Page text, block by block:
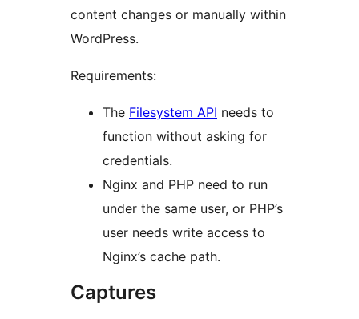
content changes or manually within
WordPress.
Requirements:
The Filesystem API needs to
function without asking for
credentials.
Nginx and PHP need to run
under the same user, or PHP’s
user needs write access to
Nginx’s cache path.
Captures